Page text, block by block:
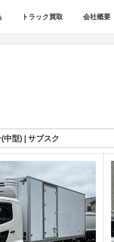
トラック買取 会社概要
中型) | サブスク